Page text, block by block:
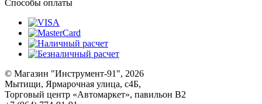
Способы оплаты
© Магазин "Инструмент-91", 2026
Мытищи, Ярмарочная улица, с4Б,
Торговый центр «Автомаркет», павильон В2